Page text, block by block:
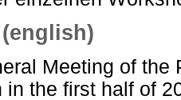
Meeting of the
in the first half of